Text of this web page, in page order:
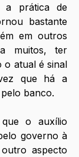
a prática de
bastante
em outros
muitos, ter
o atual é sinal
que há a
banco.
o auxílio
governo à
aspecto